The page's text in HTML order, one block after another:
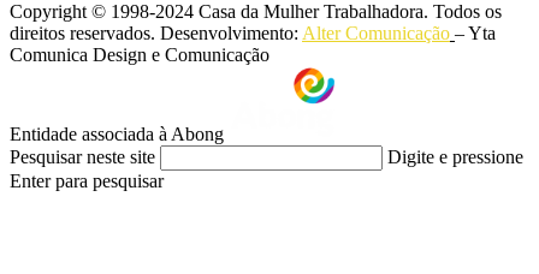
Copyright © 1998-2024 Casa da Mulher Trabalhadora. Todos os
direitos reservados. Desenvolvimento: Alter Comunicação – Yta
Comunica Design e Comunicação
Entidade associada à Abong
Pesquisar neste site
Digite e pressione
Enter para pesquisar